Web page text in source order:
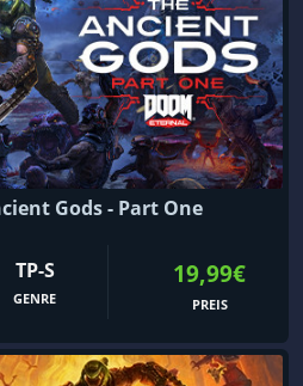
Gods - Part One
TP-S
GENRE
19,99€
PREIS